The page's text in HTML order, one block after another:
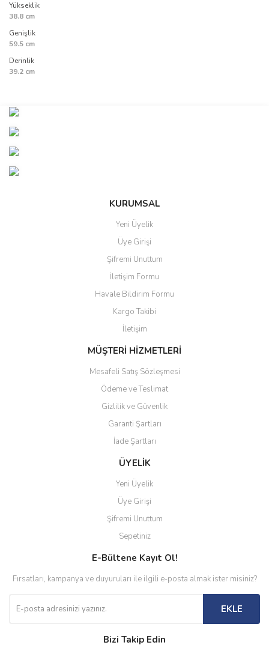
Yükseklik
38.8 cm
Genişlik
59.5 cm
Derinlik
39.2 cm
tarafımıza iletebilirsiniz.
Görüş ve önerileriniz için teşekkür ederiz.
Ürün fiyatı diğer sitelerden daha pahalı.
Bu ürüne benzer farklı alternatifler olmalı.
KURUMSAL
Yeni Üyelik
Üye Girişi
Şifremi Unuttum
İletişim Formu
Havale Bildirim Formu
Kargo Takibi
İletişim
MÜŞTERİ HİZMETLERİ
Mesafeli Satış Sözleşmesi
Ödeme ve Teslimat
Gizlilik ve Güvenlik
Garanti Şartları
İade Şartları
ÜYELİK
Yeni Üyelik
Üye Girişi
Şifremi Unuttum
Sepetiniz
E-Bültene Kayıt Ol!
Fırsatları, kampanya ve duyuruları ile ilgili e-posta almak ister misiniz?
EKLE
Bizi Takip Edin